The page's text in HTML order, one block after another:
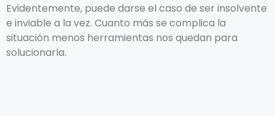
Evidentemente, puede darse el caso de ser insolvente
e inviable a la vez. Cuanto más se complica la
situación menos herramientas nos quedan para
solucionarla.